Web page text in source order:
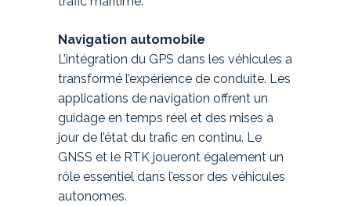
Navigation automobile
L’intégration du GPS dans les véhicules a
transformé l’expérience de conduite. Les
applications de navigation offrent un
guidage en temps réel et des mises à
jour de l’état du trafic en continu. Le
GNSS et le RTK joueront également un
rôle essentiel dans l’essor des véhicules
autonomes.